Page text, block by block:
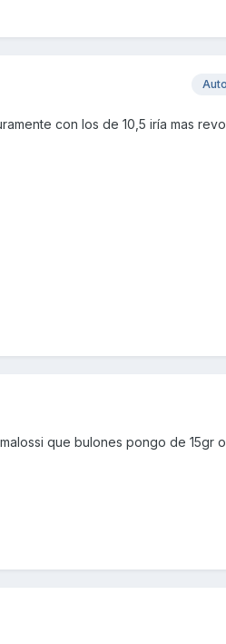
con los de 10,5 iría mas
que bulones pongo de 15gr o